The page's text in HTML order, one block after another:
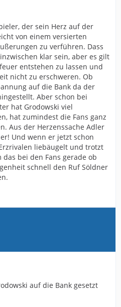
der sein Herz auf der
von einem versierten
zu verführen. Dass
klar sein, aber es gilt
entstehen zu lassen und
nicht zu erschweren. Ob
auf die Bank da der
Aber schon bei
hat Grodowski viel
hat zumindest die Fans ganz
Aus der Herzenssache Adler
Und wenn er jetzt schon
liebäugelt und trotzt
bei den Fans gerade ob
schnell den Ruf Söldner
auf die Bank gesetzt